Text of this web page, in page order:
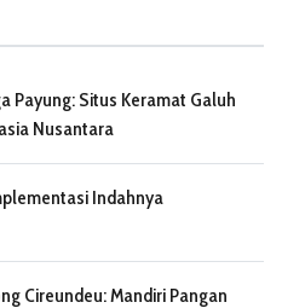
Payung: Situs Keramat Galuh
Nusantara
Indahnya
Cireundeu: Mandiri Pangan